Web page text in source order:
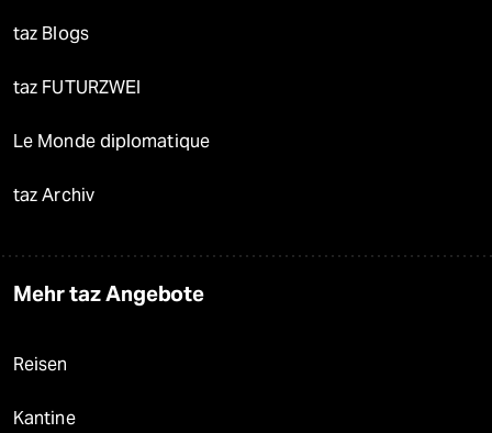
taz Blogs
taz FUTURZWEI
Le Monde diplomatique
taz Archiv
Mehr taz Angebote
Reisen
Kantine